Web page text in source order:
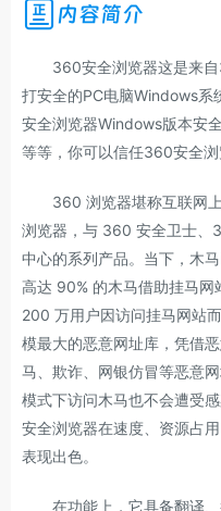
内容简介
360安全浏览器这是来自
打安全的PC电脑Windows系
安全浏览器Windows版本安
等等，你可以信任360安全浏
360 浏览器堪称互联网上
浏览器，与 360 安全卫士、
中心的系列产品。当下，木
高达 90% 的木马借助挂马
200 万用户因访问挂马网站
模最大的恶意网址库，凭借
马、欺诈、网银仿冒等恶意
模式下访问木马也不会遭受
安全浏览器在速度、资源占
表现出色。
在功能上，它具备翻译、